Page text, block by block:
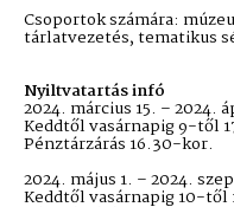
Csoportok számára:
tárlatvezetés, tematikus
Nyiltvatartás infó
2024. március 15. – 2024.
Keddtől vasárnapig 9-től
Pénztárzárás 16.30-kor.
2024. május 1. – 2024.
Keddtől vasárnapig 10-től